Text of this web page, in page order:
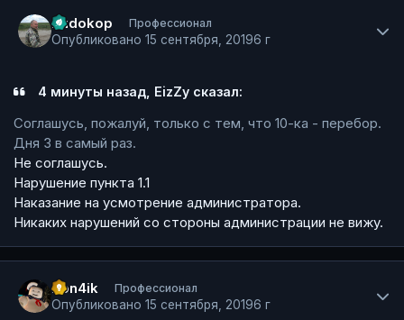
Rudokop Профессионал
Опубликовано 15 сентября, 20196 г
4 минуты назад, EizZy сказал:
Соглашусь, пожалуй, только с тем, что 10-ка - перебор.
Дня 3 в самый раз.
Не соглашусь.
Нарушение пункта 1.1
Наказание на усмотрение администратора.
Никаких нарушений со стороны администрации не вижу.
Pon4ik Профессионал
Опубликовано 15 сентября, 20196 г